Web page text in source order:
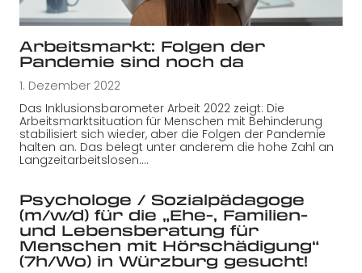
Arbeitsmarkt: Folgen der
Pandemie sind noch da
1. Dezember 2022
Das Inklusionsbarometer Arbeit 2022 zeigt: Die
Arbeitsmarktsituation für Menschen mit Behinderung
stabilisiert sich wieder, aber die Folgen der Pandemie
halten an. Das belegt unter anderem die hohe Zahl an
Langzeitarbeitslosen.…
Psychologe / Sozialpädagoge
(m/w/d) für die „Ehe-, Familien-
und Lebensberatung für
Menschen mit Hörschädigung“
(7h/Wo) in Würzburg gesucht!